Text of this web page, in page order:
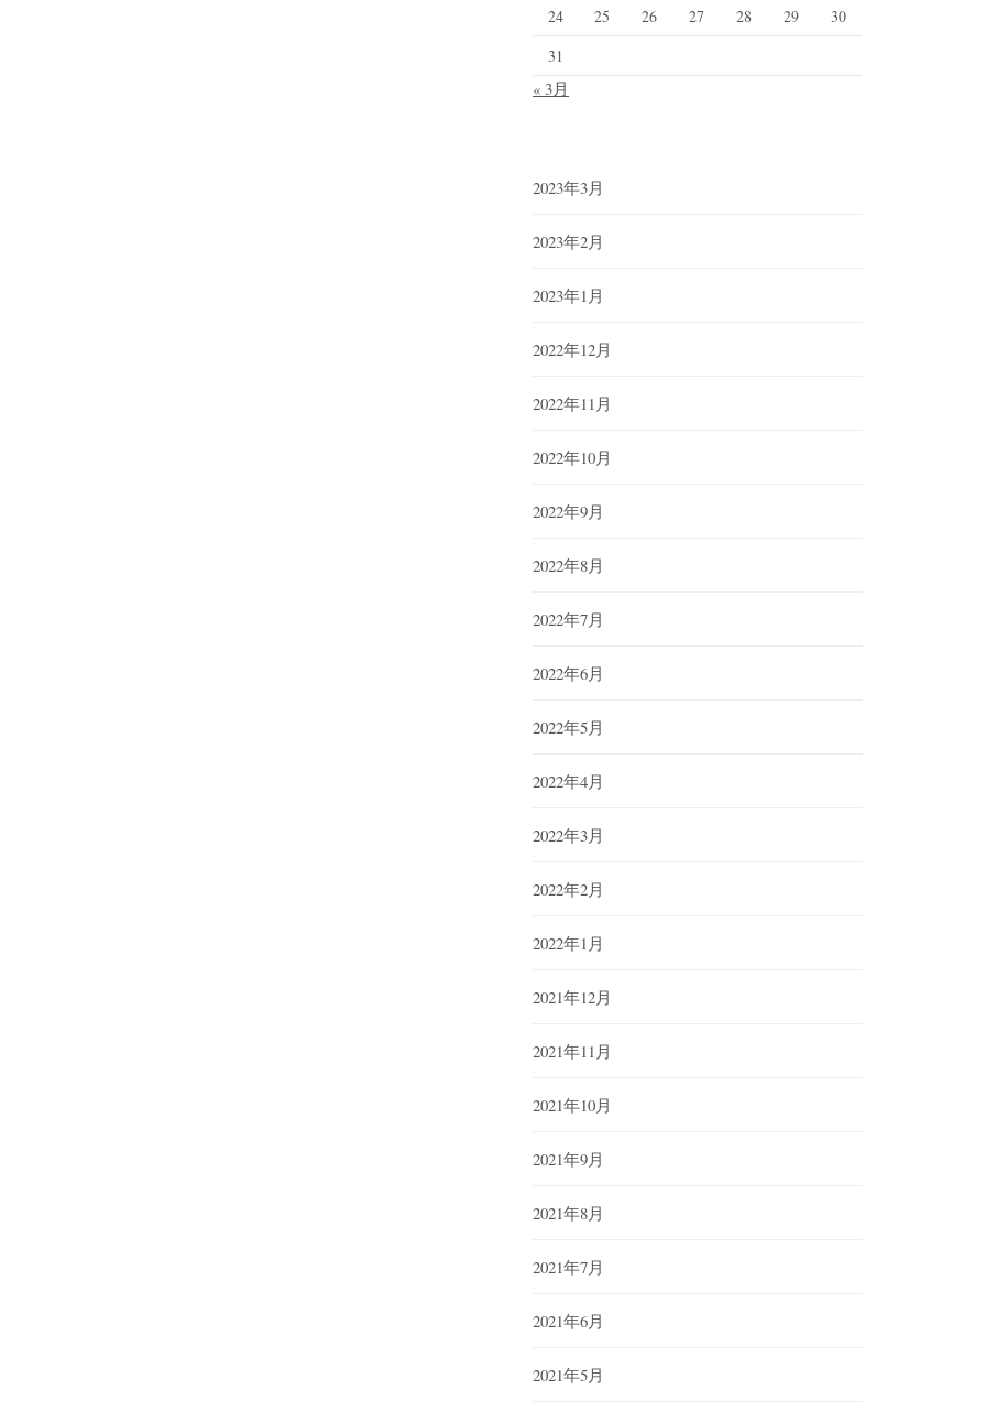
24
25 26 27 28 29
30
31
« 3月
2023年3月
2023年2月
2023年1月
2022年12月
2022年11月
2022年10月
2022年9月
2022年8月
2022年7月
2022年6月
2022年5月
2022年4月
2022年3月
2022年2月
2022年1月
2021年12月
2021年11月
2021年10月
2021年9月
2021年8月
2021年7月
2021年6月
2021年5月